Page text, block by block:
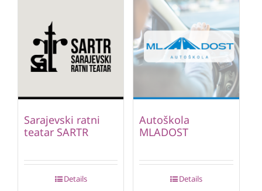
Sarajevski ratni
teatar SARTR
Details
Autoškola
MLADOST
Details